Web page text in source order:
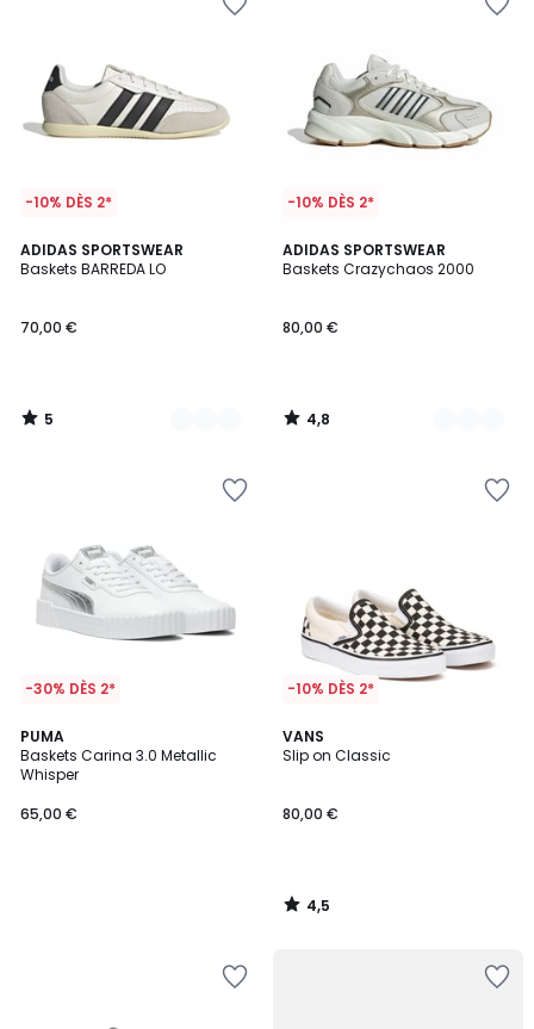
-10% DÈS 2*
ADIDAS SPORTSWEAR
Baskets BARREDA LO
70,00 €
5
/
2
Couleurs
5
/
-10% DÈS 2*
ADIDAS SPORTSWEAR
Baskets Crazychaos 2000
80,00 €
4,8
/ 5
2
Couleurs
4,8
/
-30% DÈS 2*
PUMA
Baskets Carina 3.0 Metallic
Whisper
65,00 €
-10% DÈS 2*
VANS
Slip on Classic
80,00 €
4,5
/ 5
4,5
/